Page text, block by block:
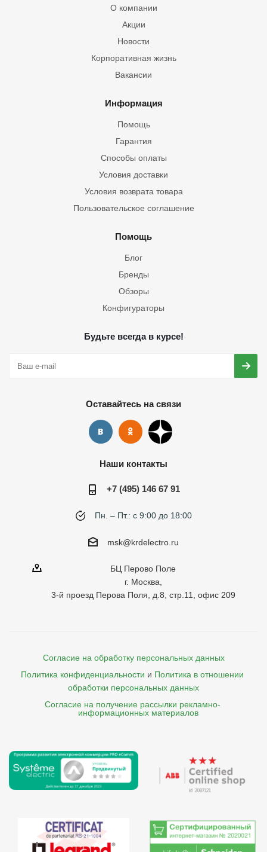
О компании
Акции
Новости
Корпоративная жизнь
Вакансии
Информация
Помощь
Гарантия
Способы оплаты
Условия доставки
Условия возврата товара
Пользовательское соглашение
Помощь
Блог
Бренды
Обзоры
Конфигураторы
Будьте всегда в курсе!
Оставайтесь на связи
Наши контакты
+7 (495) 146 67 91
Пн. – Пт.: с 9:00 до 18:00
msk@krdelectro.ru
БЦ Перово Поле
г. Москва,
3-й проезд Перова Поля, д.8, стр.11, офис 209
Согласие на обработку персональных данных
Политика конфиденциальности и Политика в отношении
обработки персональных данных
Согласие на получение рассылки рекламно-
    информационных материалов